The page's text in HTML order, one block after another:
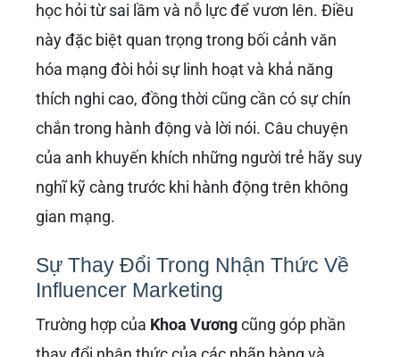
học hỏi từ sai lầm và nỗ lực để vươn lên. Điều
này đặc biệt quan trọng trong bối cảnh văn
hóa mạng đòi hỏi sự linh hoạt và khả năng
thích nghi cao, đồng thời cũng cần có sự chín
chắn trong hành động và lời nói. Câu chuyện
của anh khuyến khích những người trẻ hãy suy
nghĩ kỹ càng trước khi hành động trên không
gian mạng.
Sự Thay Đổi Trong Nhận Thức Về
Influencer Marketing
Trường hợp của Khoa Vươngcũng góp phần